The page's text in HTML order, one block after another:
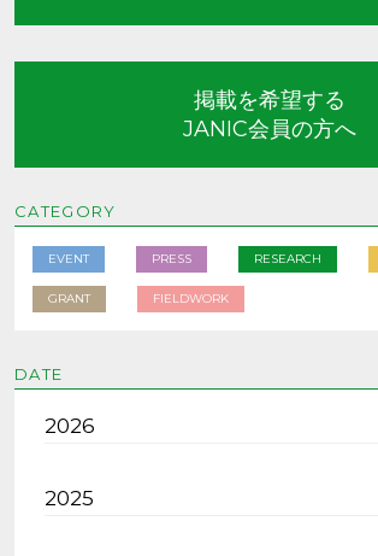
掲載を希望する
JANIC会員の方へ
CATEGORY
EVENT PRESS RESEARCH
GRANT FIELDWORK
DATE
2026
2025